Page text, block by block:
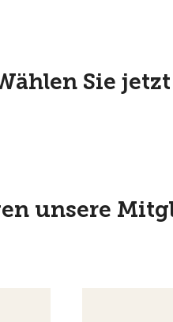
Sie
unsere